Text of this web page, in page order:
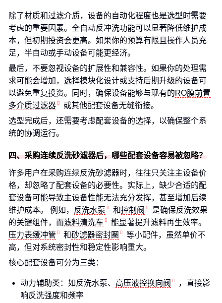
除了材质和过滤介质，设备的自动化程度也是选型时需要
考虑的重要因素。全自动反冲洗功能可以显著降低维护成
本，但初期投资会更高。如果你的预算有限且操作人员充
足，半自动或手动设备可能更经济。
最后，不要忽视设备的扩展性和兼容性。如果你的处理需
求可能会增加，选择模块化设计或支持后期升级的设备可
以避免重复投资。同时，确保设备能够与现有的RO膜前置
多介质过滤器
或其他配套设备无缝衔接。
选型完成后，还需要考虑配套设备的选择，以确保整个系
统的协调运行。
四、采购连续反洗砂滤器后，哪些配套设备容易被忽略？
许多用户在采购连续反洗砂滤器时，往往只关注主设备价
格，却忽略了配套设备的必要性。实际上，缺少合适的配
套设备可能导致主设备性能无法充分发挥，甚至增加后续
维护成本。 例如，
反洗水泵 和控制阀
是确保反洗效果
的关键组件，而滤料清洗车
能显著提升滤料再生效率。
压力表缓冲管
和砂滤器密封圈
等小配件，虽然单价不
高，但对系统密封性和稳定性影响重大。
核心配套设备可分为三类：
动力辅助类：如反洗水泵、 高压液控换向阀
，直接影
响反洗强度和频率